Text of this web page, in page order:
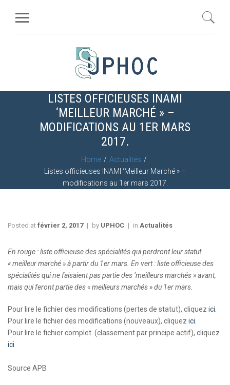
LISTES OFFICIEUSES INAMI
‘MEILLEUR MARCHÉ » –
MODIFICATIONS AU 1ER MARS
2017.
Home
Actualités
Listes officieuses INAMI ‘Meilleur Marché » –
modifications au 1er mars 2017.
Posted at février 2, 2017 by UPHOC in Actualités
En rouge : liste officieuse des spécialités qui perdront leur statut
« meilleur marché » à partir du 1er mars. En vert : liste officieuse des
spécialités qui ne faisaient pas partie des ‘meilleurs marchés » avant,
mais qui feront partie des « meilleurs marchés » du 1er mars.
Pour lire le fichier des modifications (pertes de statut), cliquez ici.
Pour lire le fichier des modifications (nouveaux), cliquez ici.
Pour lire le fichier complet (classement par principe actif), cliquez
ici
Source APB